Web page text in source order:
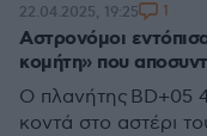
Αστρονόμοι
κομήτη» που
Ο πλανήτης BD+05
κοντά στο αστέρι
22.04.2025, 19:25 1